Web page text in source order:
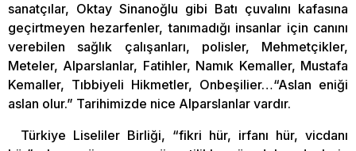
sanatçılar, Oktay Sinanoğlu gibi Batı çuvalını kafasına
geçirtmeyen hezarfenler, tanımadığı insanlar için canını
verebilen sağlık çalışanları, polisler, Mehmetçikler,
Meteler, Alparslanlar, Fatihler, Namık Kemaller, Mustafa
Kemaller, Tıbbiyeli Hikmetler, Onbeşilier…“Aslan eniği
aslan olur.” Tarihimizde nice Alparslanlar vardır.
Türkiye Liseliler Birliği, “fikri hür, irfanı hür, vicdanı